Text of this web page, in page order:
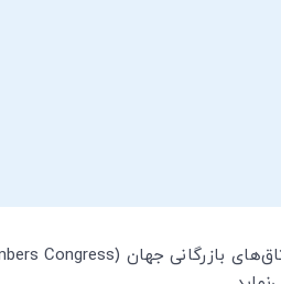
بازرگانی جهان (Congress